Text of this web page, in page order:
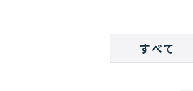
すべて